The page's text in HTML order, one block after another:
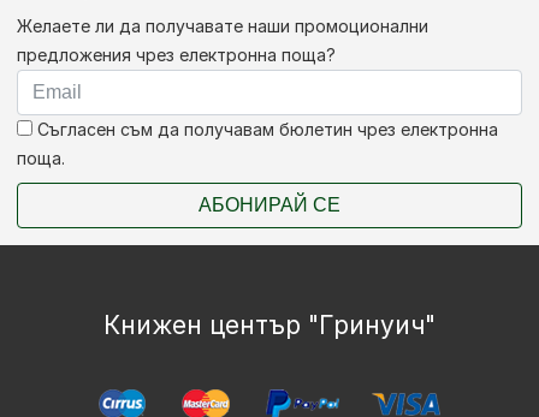
Желаете ли да получавате наши промоционални
предложения чрез електронна поща?
Съгласен съм да получавам бюлетин чрез електронна
поща.
АБОНИРАЙ СЕ
Книжен център "Гринуич"